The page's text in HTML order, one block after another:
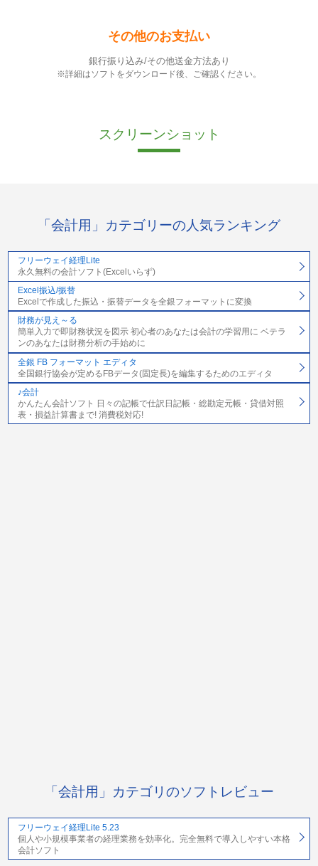
その他のお支払い
銀行振り込み/その他送金方法あり
※詳細はソフトをダウンロード後、ご確認ください。
スクリーンショット
「会計用」カテゴリーの人気ランキング
フリーウェイ経理Lite
永久無料の会計ソフト(Excelいらず)
Excel振込/振替
Excelで作成した振込・振替データを全銀フォーマットに変換
財務が見え～る
簡単入力で即財務状況を図示 初心者のあなたは会計の学習用に ベテラ
ンのあなたは財務分析の手始めに
全銀 FB フォーマット エディタ
全国銀行協会が定めるFBデータ(固定長)を編集するためのエディタ
♪会計
かんたん会計ソフト 日々の記帳で仕訳日記帳・総勘定元帳・貸借対照
表・損益計算書まで! 消費税対応!
「会計用」カテゴリのソフトレビュー
フリーウェイ経理Lite 5.23
個人や小規模事業者の経理業務を効率化。完全無料で導入しやすい本格
会計ソフト